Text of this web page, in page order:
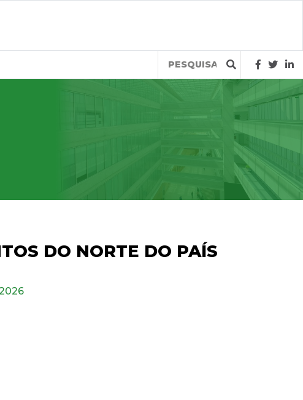
Query
DO NORTE DO PAÍS